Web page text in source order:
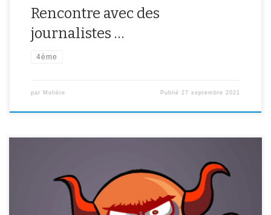
Rencontre avec des
journalistes …
4ème
par Molière Publié 27 septembre 2021
Découvrez-ci dessous le livre numérique et audio des 6èmes B et
découvrez leurs monstres effrayants ! Cliquez sur l’image pour